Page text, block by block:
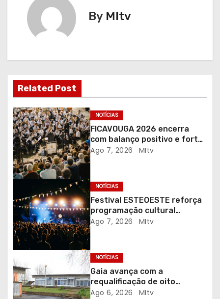
ã
o
d
e
a
r
t
i
g
o
s
By MItv
Related Post
NOTÍCIAS
FICAVOUGA 2026 encerra
com balanço positivo e forte
adesão da comunidade
Ago 7, 2026 MItv
NOTÍCIAS
Festival ESTEOESTE reforça
programação cultural
gratuita em Braga
Ago 7, 2026 MItv
NOTÍCIAS
Gaia avança com a
requalificação de oito
escolas prioritárias
Ago 6, 2026 MItv